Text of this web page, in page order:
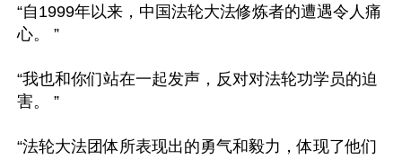
“自1999年以来，中国法轮大法修炼者的遭遇令人痛
心。 ”
“我也和你们站在一起发声，反对对法轮功学员的迫
害。 ”
“法轮大法团体所表现出的勇气和毅力，体现了他们